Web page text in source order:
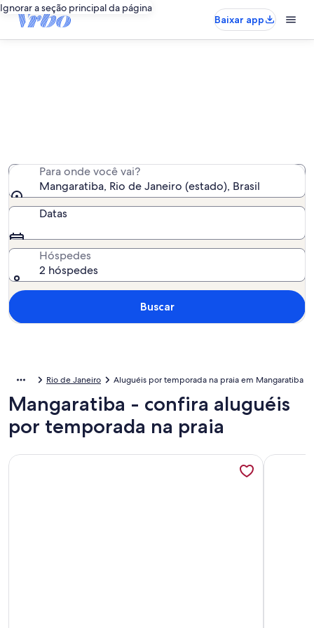
Ignorar a seção principal da página
Baixar app
Para onde você vai?
Mangaratiba, Rio de Janeiro (estado), Brasil
Datas
Hóspedes
2 hóspedes
Buscar
Rio de Janeiro Aluguéis por temporada na praia em Mangaratiba
Mangaratiba - confira aluguéis
por temporada na praia
Mais informações sobre Alugo um Paraíso aconchegante -
Mais